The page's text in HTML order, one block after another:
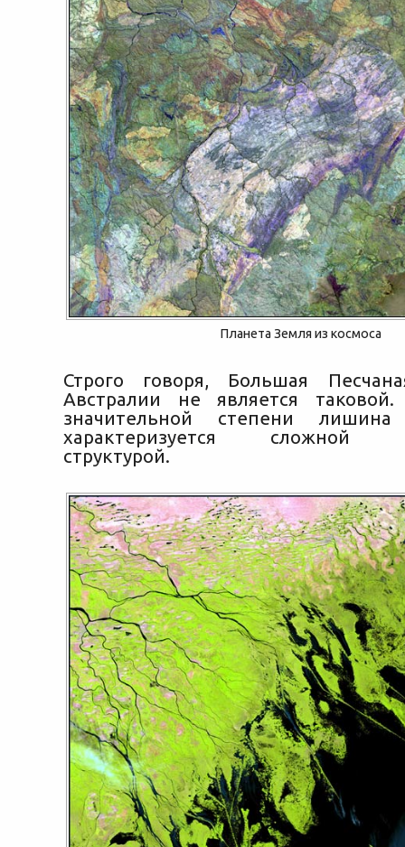
Планета Земля из космоса
Строго говоря, Большая
Австралии не является
значительной степени
характеризуется сложной
структурой.